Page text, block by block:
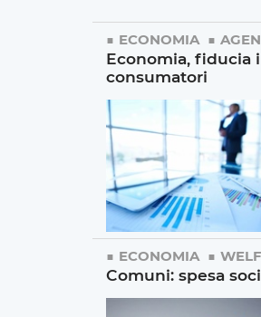
ECONOMIA
Economia, fiducia
consumatori
ECONOMIA
Comuni: spesa